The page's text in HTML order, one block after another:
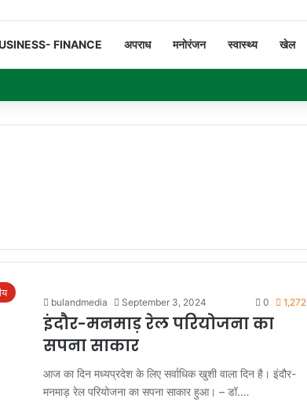
FINANCE अपराध मनोरंजन स्वास्थ्य खेल
bulandmedia September 3, 2024 0 1,272
इंदौर-मनमाड़ रेल परियोजना का
सपना साकार
आज का दिन मध्यप्रदेश के लिए सर्वाधिक खुशी वाला दिन है। इंदौर-
मनमाड़ रेल परियोजना का सपना साकार हुआ। – डॉ.…